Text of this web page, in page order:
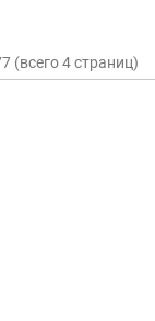
(всего 4 страниц)